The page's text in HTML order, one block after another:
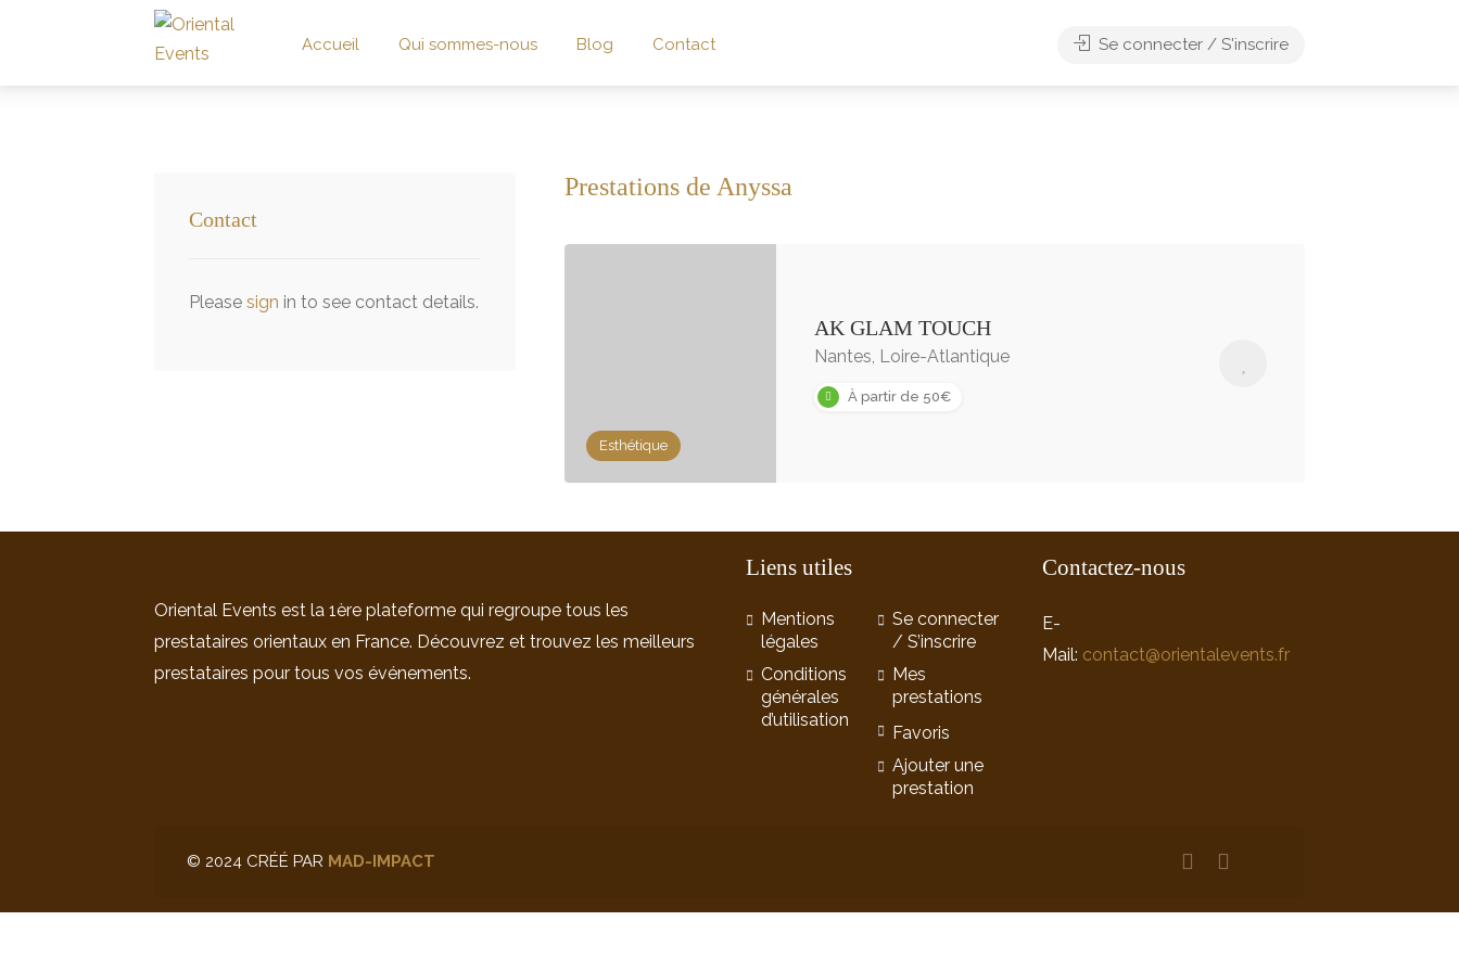
Accueil Qui sommes-nous Blog Contact Se connecter / S'inscrire
Contact
Please sign in to see contact details.
Prestations de Anyssa
Esthétique
AK GLAM TOUCH
Nantes, Loire-Atlantique
À partir de 50€
Oriental Events est la 1ère plateforme qui regroupe tous les
prestataires orientaux en France. Découvrez et trouvez les meilleurs
prestataires pour tous vos événements.
Liens utiles
Mentions
légales
Conditions
générales
d’utilisation
Se connecter
/ S’inscrire
Mes
prestations
Favoris
Ajouter une
prestation
Contactez-nous
E-
Mail: contact@orientalevents.fr
© 2024 CRÉÉ PAR MAD-IMPACT